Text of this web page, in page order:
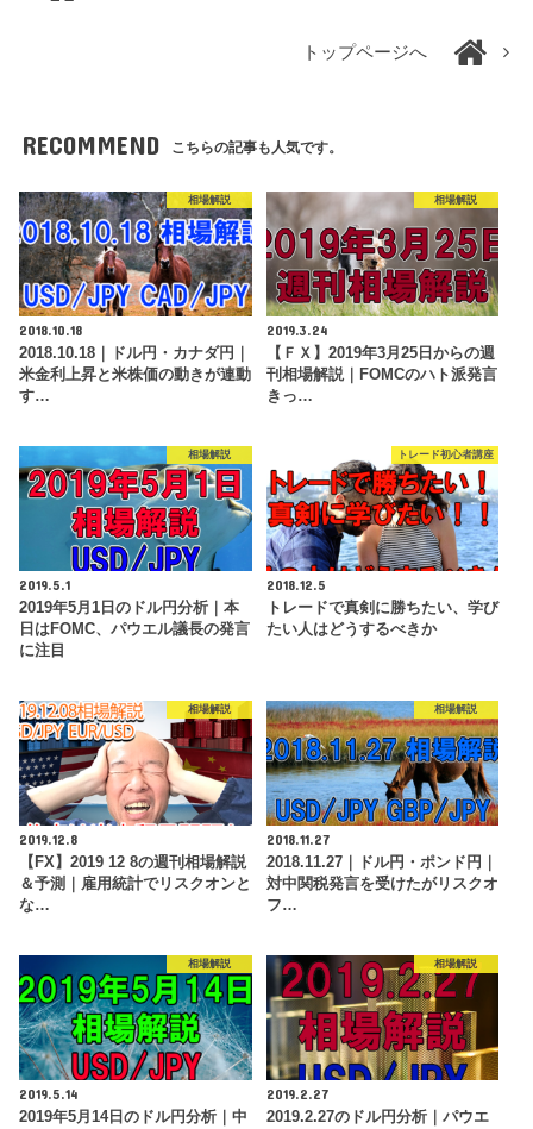
トップページへ
RECOMMEND こちらの記事も人気です。
相場解説
2018.10.18
2018.10.18｜ドル円・カナダ円｜
米金利上昇と米株価の動きが連動
す…
相場解説
2019.3.24
【ＦＸ】2019年3月25日からの週
刊相場解説｜FOMCのハト派発言
きっ…
相場解説
2019.5.1
2019年5月1日のドル円分析｜本
日はFOMC、パウエル議長の発言
に注目
トレード初心者講座
2018.12.5
トレードで真剣に勝ちたい、学び
たい人はどうするべきか
相場解説
2019.12.8
【FX】2019 12 8の週刊相場解説
＆予測｜雇用統計でリスクオンと
な…
相場解説
2018.11.27
2018.11.27｜ドル円・ポンド円｜
対中関税発言を受けたがリスクオ
フ…
相場解説
2019.5.14
2019年5月14日のドル円分析｜中
相場解説
2019.2.27
2019.2.27のドル円分析｜パウエ